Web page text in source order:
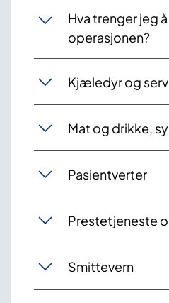
Hva trenger jeg
operasjonen?
Kjæledyr og
Mat og drikke,
Pasientverter
Prestetjeneste
Smittevern